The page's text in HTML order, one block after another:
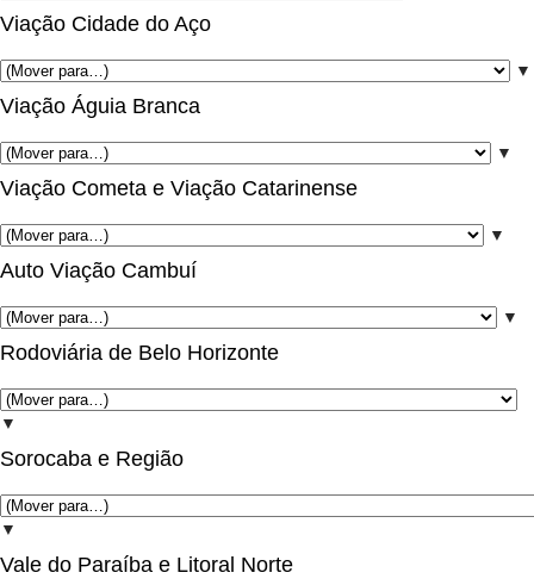
Viação Cidade do Aço
▼
Viação Águia Branca
▼
Viação Cometa e Viação Catarinense
▼
Auto Viação Cambuí
▼
Rodoviária de Belo Horizonte
▼
Sorocaba e Região
▼
Vale do Paraíba e Litoral Norte